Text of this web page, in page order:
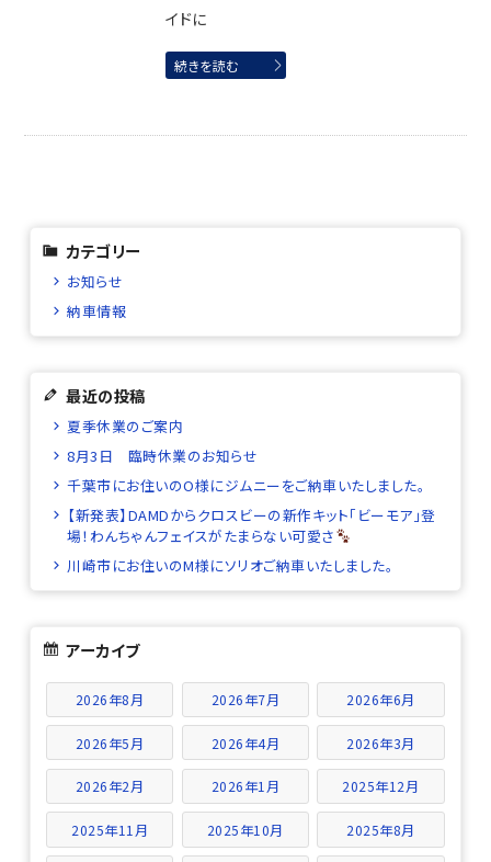
イドに
続きを読む
カテゴリー
お知らせ
納車情報
最近の投稿
夏季休業のご案内
8月3日 臨時休業のお知らせ
千葉市にお住いのO様にジムニーをご納車いたしました。
【新発表】DAMDからクロスビーの新作キット「ビーモア」登
場！わんちゃんフェイスがたまらない可愛さ
川崎市にお住いのM様にソリオご納車いたしました。
アーカイブ
2026年8月 2026年7月 2026年6月
2026年5月 2026年4月 2026年3月
2026年2月 2026年1月 2025年12月
2025年11月 2025年10月 2025年8月